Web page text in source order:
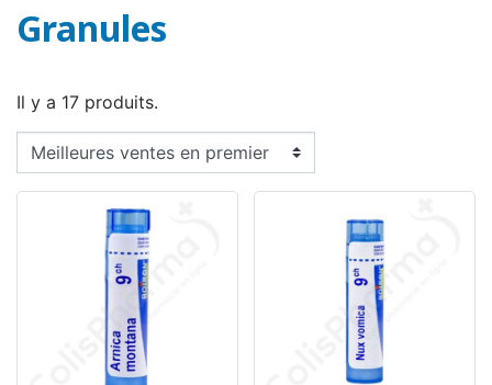
Granules
Il y a 17 produits.